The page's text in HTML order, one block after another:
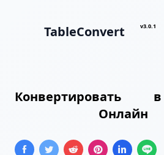
TableConvert v3.0.1
Конвертировать
в
Онлайн